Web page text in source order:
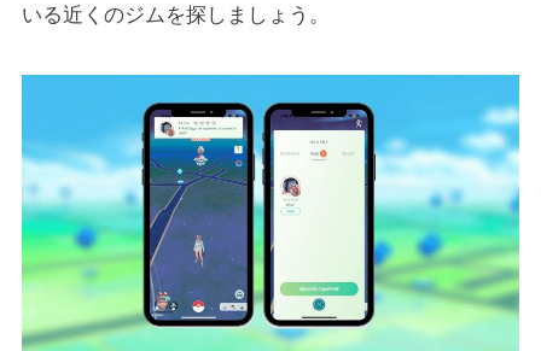
いる近くのジムを探しましょう。